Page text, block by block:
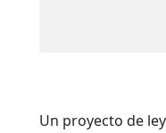
Un proyecto de